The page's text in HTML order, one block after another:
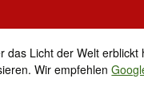
Licht der Welt erblickt
Wir empfehlen